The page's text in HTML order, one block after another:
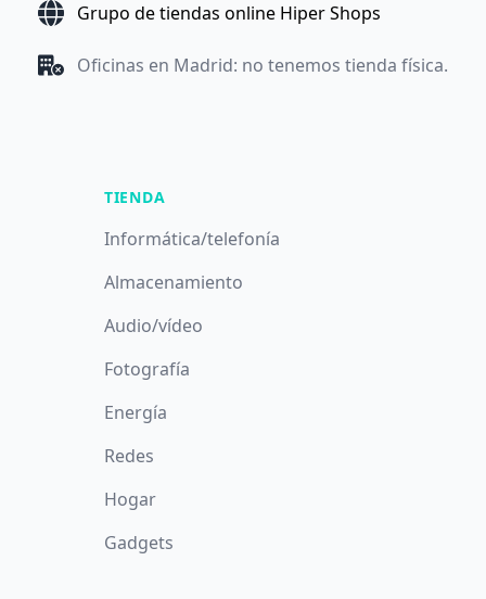
Grupo de tiendas online Hiper Shops
Oficinas en Madrid: no tenemos tienda física.
TIENDA
Informática/telefonía
Almacenamiento
Audio/vídeo
Fotografía
Energía
Redes
Hogar
Gadgets